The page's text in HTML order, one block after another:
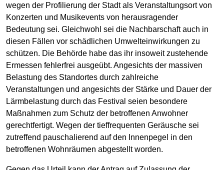
wegen der Profilierung der Stadt als Veranstaltungsort von
Konzerten und Musikevents von herausragender
Bedeutung sei. Gleichwohl sei die Nachbarschaft auch in
diesen Fällen vor schädlichen Umwelteinwirkungen zu
schützen. Die Behörde habe das ihr insoweit zustehende
Ermessen fehlerfrei ausgeübt. Angesichts der massiven
Belastung des Standortes durch zahlreiche
Veranstaltungen und angesichts der Stärke und Dauer der
Lärmbelastung durch das Festival seien besondere
Maßnahmen zum Schutz der betroffenen Anwohner
gerechtfertigt. Wegen der tieffrequenten Geräusche sei
zutreffend pauschalierend auf den Innenpegel in den
betroffenen Wohnräumen abgestellt worden.